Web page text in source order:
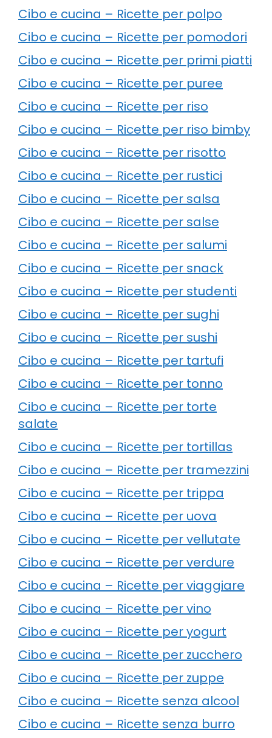
Cibo e cucina – Ricette per polpo
Cibo e cucina – Ricette per pomodori
Cibo e cucina – Ricette per primi piatti
Cibo e cucina – Ricette per puree
Cibo e cucina – Ricette per riso
Cibo e cucina – Ricette per riso bimby
Cibo e cucina – Ricette per risotto
Cibo e cucina – Ricette per rustici
Cibo e cucina – Ricette per salsa
Cibo e cucina – Ricette per salse
Cibo e cucina – Ricette per salumi
Cibo e cucina – Ricette per snack
Cibo e cucina – Ricette per studenti
Cibo e cucina – Ricette per sughi
Cibo e cucina – Ricette per sushi
Cibo e cucina – Ricette per tartufi
Cibo e cucina – Ricette per tonno
Cibo e cucina – Ricette per torte
salate
Cibo e cucina – Ricette per tortillas
Cibo e cucina – Ricette per tramezzini
Cibo e cucina – Ricette per trippa
Cibo e cucina – Ricette per uova
Cibo e cucina – Ricette per vellutate
Cibo e cucina – Ricette per verdure
Cibo e cucina – Ricette per viaggiare
Cibo e cucina – Ricette per vino
Cibo e cucina – Ricette per yogurt
Cibo e cucina – Ricette per zucchero
Cibo e cucina – Ricette per zuppe
Cibo e cucina – Ricette senza alcool
Cibo e cucina – Ricette senza burro